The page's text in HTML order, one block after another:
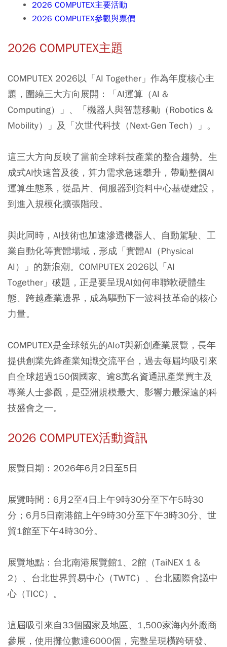
2026 COMPUTEX主要活動
2026 COMPUTEX參觀與票價
2026 COMPUTEX主題
COMPUTEX 2026以「AI Together」作為年度核心主
題，圍繞三大方向展開：「AI運算（AI &
Computing）」、「機器人與智慧移動（Robotics &
Mobility）」及「次世代科技（Next-Gen Tech）」。
這三大方向反映了當前全球科技產業的整合趨勢。生
成式AI快速普及後，算力需求急速攀升，帶動整個AI
運算生態系，從晶片、伺服器到資料中心基礎建設，
到進入規模化擴張階段。
與此同時，AI技術也加速滲透機器人、自動駕駛、工
業自動化等實體場域，形成「實體AI（Physical
AI）」的新浪潮。COMPUTEX 2026以「AI
Together」破題，正是要呈現AI如何串聯軟硬體生
態、跨越產業邊界，成為驅動下一波科技革命的核心
力量。
COMPUTEX是全球領先的AIoT與新創產業展覽，長年
提供創業先鋒產業知識交流平台，過去每屆均吸引來
自全球超過150個國家、逾8萬名資通訊產業買主及
專業人士參觀，是亞洲規模最大、影響力最深遠的科
技盛會之一。
2026 COMPUTEX活動資訊
展覽日期： 2026年6月2日至5日
展覽時間： 6月2至4日上午9時30分至下午5時30
分；6月5日南港館上午9時30分至下午3時30分、世
貿1館至下午4時30分。
展覽地點： 台北南港展覽館1、2館（TaiNEX 1 &
2）、台北世界貿易中心（TWTC）、台北國際會議中
心（TICC）。
這屆吸引來自33個國家及地區、1,500家海內外廠商
參展，使用攤位數達6000個，完整呈現橫跨研發、